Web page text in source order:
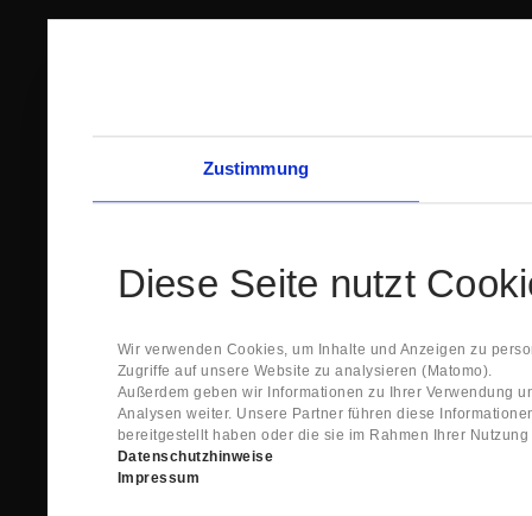
Zustimmung
Diese Seite nutzt
Wir verwenden Cookies, um Inhalte und Anzeigen zu
Zugriffe auf unsere Website zu analysieren (Matomo).
Außerdem geben wir Informationen zu Ihrer Verwendung
Analysen weiter. Unsere Partner führen diese
bereitgestellt haben oder die sie im Rahmen Ihrer
Datenschutzhinweise
Impressum